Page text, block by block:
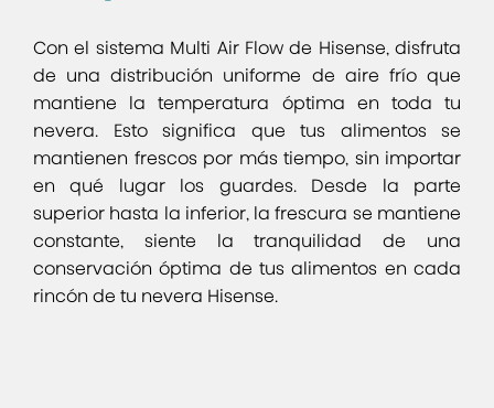
Con el sistema Multi Air Flow de Hisense, disfruta
de una distribución uniforme de aire frío que
mantiene la temperatura óptima en toda tu
nevera. Esto significa que tus alimentos se
mantienen frescos por más tiempo, sin importar
en qué lugar los guardes. Desde la parte
superior hasta la inferior, la frescura se mantiene
constante, siente la tranquilidad de una
conservación óptima de tus alimentos en cada
rincón de tu nevera Hisense.